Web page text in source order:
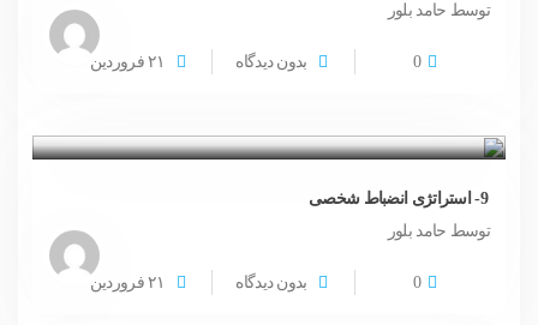
توسط حامد بلور
0 بدون دیدگاه ۲۱فروردین
9- استراتژی انضباط شخصی
توسط حامد بلور
0 بدون دیدگاه ۲۱فروردین